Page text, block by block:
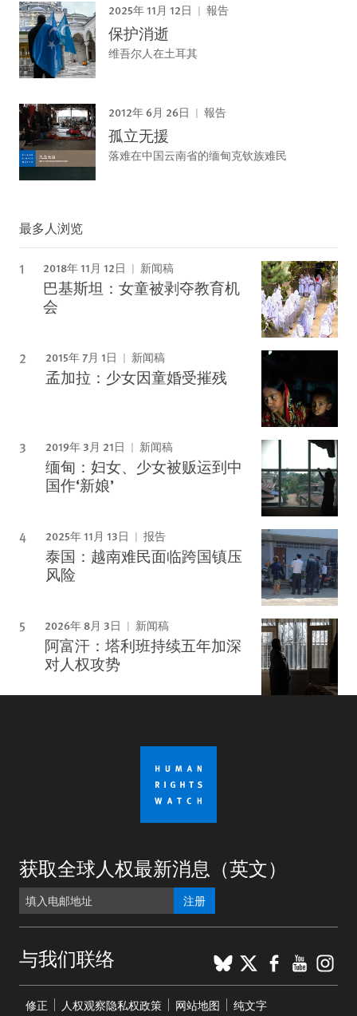
2025年 11月 12日 報告
保护消逝
维吾尔人在土耳其
2012年 6月 26日 報告
孤立无援
落难在中国云南省的缅甸克钦族难民
最多人浏览
2018年 11月 12日 新闻稿
巴基斯坦：女童被剥夺教育机
会
2015年 7月 1日 新闻稿
孟加拉：少女因童婚受摧残
2019年 3月 21日 新闻稿
缅甸：妇女、少女被贩运到中
国作‘新娘’
2025年 11月 13日 报告
泰国：越南难民面临跨国镇压
风险
2026年 8月 3日 新闻稿
阿富汗：塔利班持续五年加深
对人权攻势
获取全球人权最新消息（英文）
注册
与我们联络 BlueSky
X
修正 人权观察隐私权政策 网站地图 纯文字